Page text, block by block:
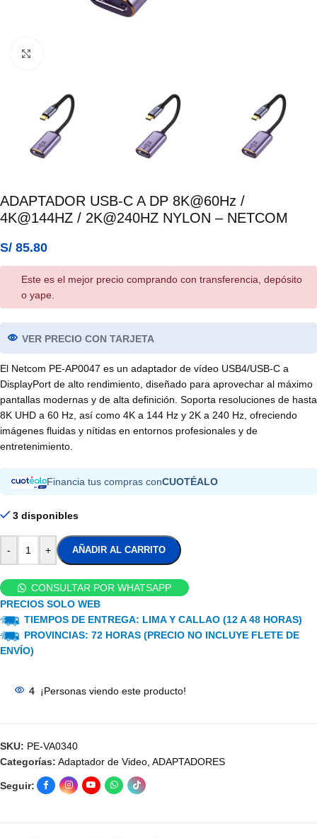
ADAPTADOR USB-C A DP 8K@60Hz /
4K@144HZ / 2K@240HZ NYLON – NETCOM
S/ 85.80
Este es el mejor precio comprando con transferencia, depósito
o yape.
VER PRECIO CON TARJETA
El Netcom PE-AP0047 es un adaptador de vídeo USB4/USB-C a
DisplayPort de alto rendimiento, diseñado para aprovechar al máximo
pantallas modernas y de alta definición. Soporta resoluciones de hasta
8K UHD a 60 Hz, así como 4K a 144 Hz y 2K a 240 Hz, ofreciendo
imágenes fluidas y nítidas en entornos profesionales y de
entretenimiento.
Financia tus compras conCUOTÉALO
3 disponibles
- + AÑADIR AL CARRITO
CONSULTAR POR WHATSAPP
PRECIOS SOLO WEB
TIEMPOS DE ENTREGA: LIMA Y CALLAO (12 A 48 HORAS)
PROVINCIAS: 72 HORAS (PRECIO NO INCLUYE FLETE DE
ENVÍO)
4 ¡Personas viendo este producto!
SKU: PE-VA0340
Categorías: Adaptador de Video, ADAPTADORES
Seguir: